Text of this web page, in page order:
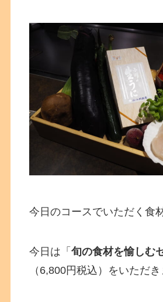
今日のコースでいただく食
今日は「旬の食材を愉しむ
（6,800円税込）をいただき